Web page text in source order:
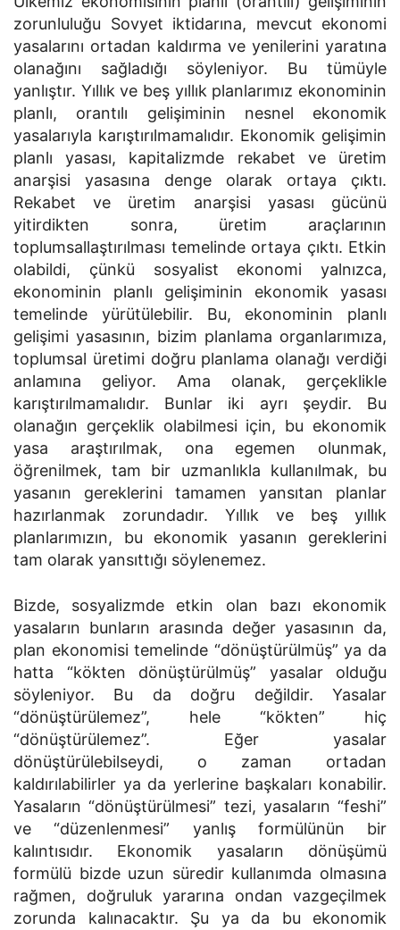
zorunluluğu Sovyet iktidarına, mevcut ekonomi
yasalarını ortadan kaldırma ve yenilerini yaratına
olanağını sağladığı söyleniyor. Bu tümüyle
yanlıştır. Yıllık ve beş yıllık planlarımız ekonominin
planlı, orantılı gelişiminin nesnel ekonomik
yasalarıyla karıştırılmamalıdır. Ekonomik gelişimin
planlı yasası, kapitalizmde rekabet ve üretim
anarşisi yasasına denge olarak ortaya çıktı.
Rekabet ve üretim anarşisi yasası gücünü
yitirdikten sonra, üretim araçlarının
toplumsallaştırılması temelinde ortaya çıktı. Etkin
olabildi, çünkü sosyalist ekonomi yalnızca,
ekonominin planlı gelişiminin ekonomik yasası
temelinde yürütülebilir. Bu, ekonominin planlı
gelişimi yasasının, bizim planlama organlarımıza,
toplumsal üretimi doğru planlama olanağı verdiği
anlamına geliyor. Ama olanak, gerçeklikle
karıştırılmamalıdır. Bunlar iki ayrı şeydir. Bu
olanağın gerçeklik olabilmesi için, bu ekonomik
yasa araştırılmak, ona egemen olunmak,
öğrenilmek, tam bir uzmanlıkla kullanılmak, bu
yasanın gereklerini tamamen yansıtan planlar
hazırlanmak zorundadır. Yıllık ve beş yıllık
planlarımızın, bu ekonomik yasanın gereklerini
tam olarak yansıttığı söylenemez.
Bizde, sosyalizmde etkin olan bazı ekonomik
yasaların bunların arasında değer yasasının da,
plan ekonomisi temelinde “dönüştürülmüş” ya da
hatta “kökten dönüştürülmüş” yasalar olduğu
söyleniyor. Bu da doğru değildir. Yasalar
“dönüştürülemez”, hele “kökten” hiç
“dönüştürülemez”. Eğer yasalar
dönüştürülebilseydi, o zaman ortadan
kaldırılabilirler ya da yerlerine başkaları konabilir.
Yasaların “dönüştürülmesi” tezi, yasaların “feshi”
ve “düzenlenmesi” yanlış formülünün bir
kalıntısıdır. Ekonomik yasaların dönüşümü
formülü bizde uzun süredir kullanımda olmasına
rağmen, doğruluk yararına ondan vazgeçilmek
zorunda kalınacaktır. Şu ya da bu ekonomik